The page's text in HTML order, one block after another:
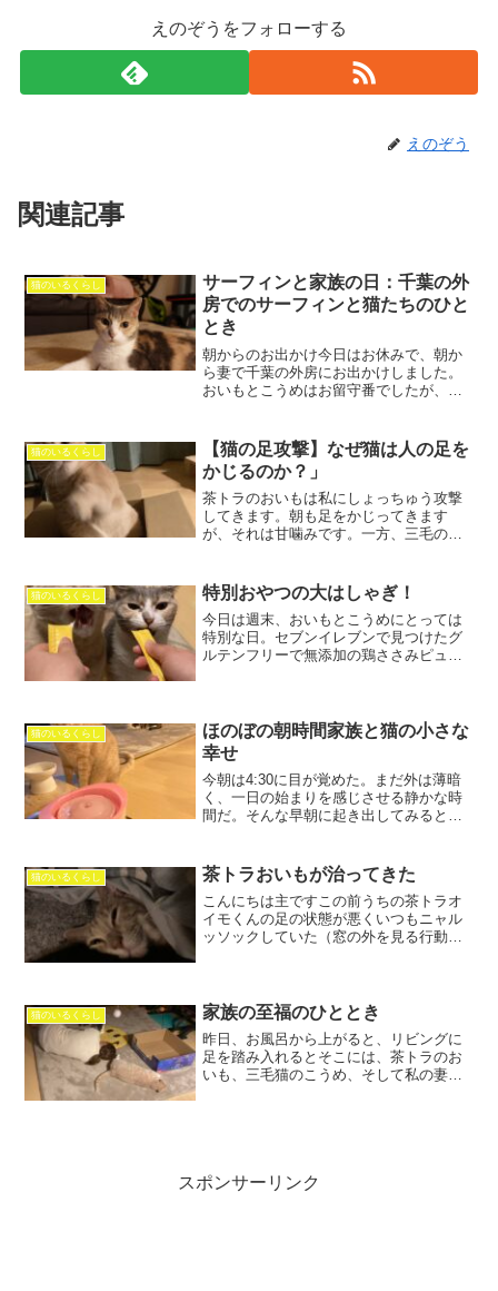
えのぞうをフォローする
えのぞう
関連記事
猫のいるくらし
サーフィンと家族の日：千葉の外
房でのサーフィンと猫たちのひと
とき
朝からのお出かけ今日はお休みで、朝か
ら妻で千葉の外房にお出かけしました。
おいもとこうめはお留守番でしたが、
お昼ぐらいに家に戻ると、こうめが出迎
えてくれました。おいもは二...
猫のいるくらし
【猫の足攻撃】なぜ猫は人の足を
かじるのか？」
茶トラのおいもは私にしょっちゅう攻撃
してきます。朝も足をかじってきます
が、それは甘噛みです。一方、三毛のこ
ますが、なぜなのでしょうか？猫が足を
かじる理由には、さまざまなも...
猫のいるくらし 特別おやつの大はしゃぎ！
今日は週末、おいもとこうめにとっては
特別な日。セブンイレブンで見つけたグ
ルテンフリーで無添加の鶏ささみピュー
美味しさに鼻先を突っ込ん...
猫のいるくらし
ほのぼの朝時間家族と猫の小さな
幸せ
今朝は4:30に目が覚めた。まだ外は薄暗
く、一日の始まりを感じさせる静かな時
間だ。そんな早朝に起き出してみると、
すりと眠っているのを発見した。この平
和な光景を前に、つい...
猫のいるくらし 茶トラおいもが治ってきた
こんにちは主ですこの前うちの茶トラオ
イモくんの足の状態が悪くいつもニャル
ッソックしていた（窓の外を見る行動）
もしました動物病...
猫のいるくらし 家族の至福のひととき
昨日、お風呂から上がると、リビングに
足を踏み入れるとそこには、茶トラのお
いも、三毛猫のこうめ、そして私の妻が
スポンサーリンク